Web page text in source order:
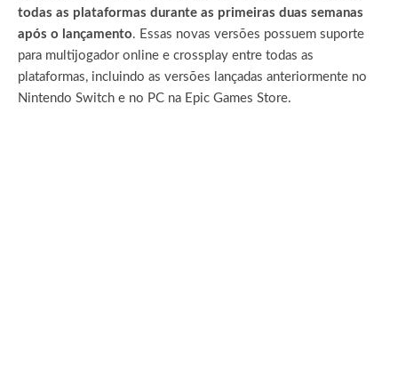
todas as plataformas durante as primeiras duas semanas
após o lançamento. Essas novas versões possuem suporte
para multijogador online e crossplay entre todas as
plataformas, incluindo as versões lançadas anteriormente no
Nintendo Switch e no PC na Epic Games Store.